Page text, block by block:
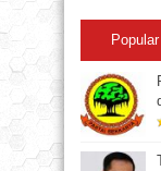
Popular